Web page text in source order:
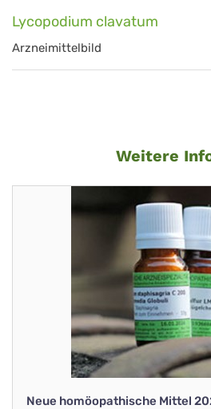
Lycopodium clavatum
Arzneimittelbild
Weitere
Neue homöopathische Mittel